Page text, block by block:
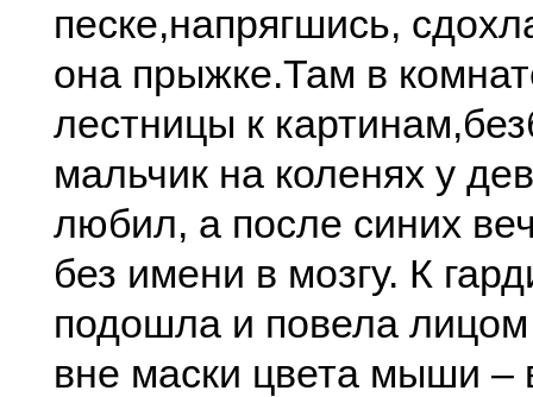
песке,напрягшись,
она прыжке.Там в
лестницы к картинам,
мальчик на коленях у
любил, а после синих
без имени в мозгу. К
подошла и повела
вне маски цвета мыши –